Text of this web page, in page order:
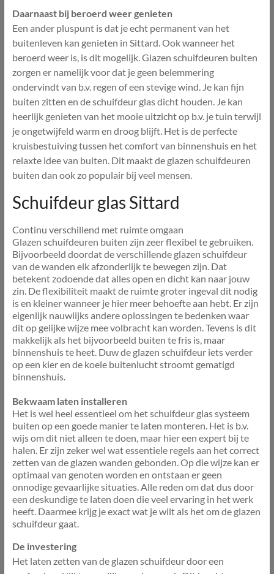
Daarnaast bij beroerd weer genieten
Een ander pluspunt is dat je echt permanent van het
buitenleven kan genieten in Sittard. Ook wanneer het
beroerd weer is, is dit mogelijk. Glazen schuifdeuren buiten
zorgen er namelijk voor dat je geen belemmering
ondervindt van b.v. regen of een stevige wind. Je kan fijn
buiten zitten en de schuifdeur glas dicht houden. Je kan
heerlijk genieten van het mooie uitzicht op b.v. je tuin terwijl
je ongetwijfeld warm en droog blijft. Het is de perfecte
kruisbestuiving tussen het comfort van binnenshuis en het
relaxte idee van buiten. Dit maakt de glazen schuifdeuren
buiten dan ook zo populair bij veel mensen.
Schuifdeur glas Sittard
Continu verschillend met ruimte omgaan
Glazen schuifdeuren buiten zijn zeer flexibel te gebruiken.
Bijvoorbeeld doordat de verschillende glazen schuifdeur
van de wanden elk afzonderlijk te bewegen zijn. Dat
betekent zodoende dat alles open en dicht kan naar jouw
zin. De flexibiliteit maakt de ruimte groter ingeval dit nodig
is en kleiner wanneer je hier meer behoefte aan hebt. Er zijn
eigenlijk nauwlijks andere oplossingen te bedenken waar
dit op gelijke wijze mee volbracht kan worden. Tevens is dit
makkelijk als het bijvoorbeeld buiten te fris is, maar
binnenshuis te heet. Duw de glazen schuifdeur iets verder
op een kier en de koele buitenlucht stroomt gematigd
binnenshuis.
Bekwaam laten installeren
Het is wel heel essentieel om het schuifdeur glas systeem
buiten op een goede manier te laten monteren. Het is b.v.
wijs om dit niet alleen te doen, maar hier een expert bij te
halen. Er zijn zeker wel wat essentiele regels aan het correct
zetten van de glazen wanden gebonden. Op die wijze kan er
optimaal van genoten worden en ontstaan er geen
onnodige gevaarlijke situaties. Alle reden om dat dus door
een deskundige te laten doen die veel ervaring in het werk
heeft. Daarmee krijg je exact wat je wilt als het om de glazen
schuifdeur gaat.
De investering
Het laten zetten van de glazen schuifdeur door een